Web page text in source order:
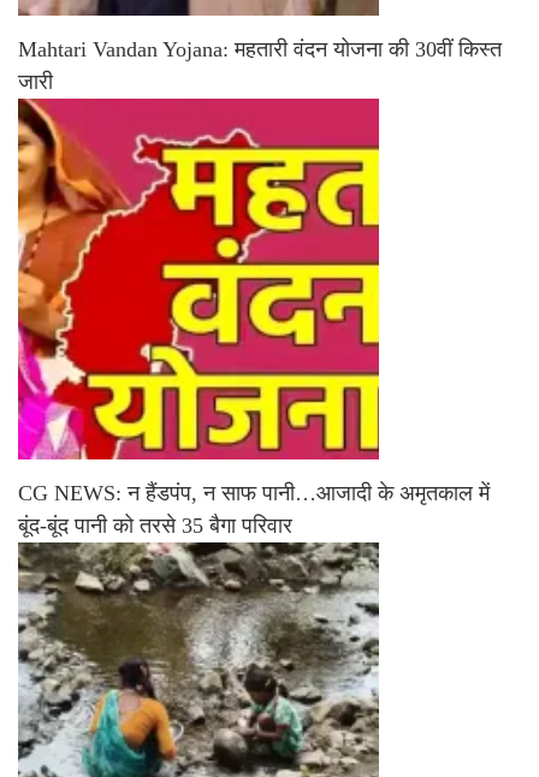
Mahtari Vandan Yojana: महतारी वंदन योजना की 30वीं किस्त
जारी
CG NEWS: न हैंडपंप, न साफ पानी…आजादी के अमृतकाल में
बूंद-बूंद पानी को तरसे 35 बैगा परिवार